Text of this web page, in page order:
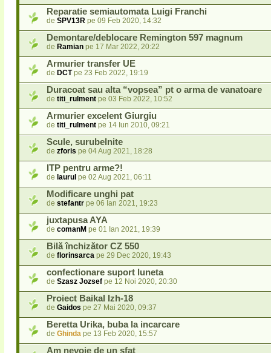
Reparatie semiautomata Luigi Franchi
de SPV13R pe 09 Feb 2020, 14:32
Demontare/deblocare Remington 597 magnum
de Ramian pe 17 Mar 2022, 20:22
Armurier transfer UE
de DCTpe 23 Feb 2022, 19:19
Duracoat sau alta “vopsea” pt o arma de vanatoare
de titi_rulment pe 03 Feb 2022, 10:52
Armurier excelent Giurgiu
de titi_rulment pe 14 Iun 2010, 09:21
Scule, surubelnite
de zforis pe 04 Aug 2021, 18:28
ITP pentru arme?!
de laurul pe 02 Aug 2021, 06:11
Modificare unghi pat
de stefantr pe 06 Ian 2021, 19:23
juxtapusa AYA
de comanM pe 01 Ian 2021, 19:39
Bilă închizător CZ 550
de florinsarca pe 29 Dec 2020, 19:43
confectionare suport luneta
de Szasz Jozsef pe 12 Noi 2020, 20:30
Proiect Baikal Izh-18
de Gaidos pe 27 Mai 2020, 09:37
Beretta Urika, buba la incarcare
de Ghinda pe 13 Feb 2020, 15:57
Am nevoie de un sfat